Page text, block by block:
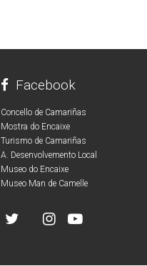
Facebook
Concello de Camariñas
Mostra do Encaixe
Turismo de Camariñas
A. Desenvolvemento Local
Museo do Encaixe
Museo Man de Camelle